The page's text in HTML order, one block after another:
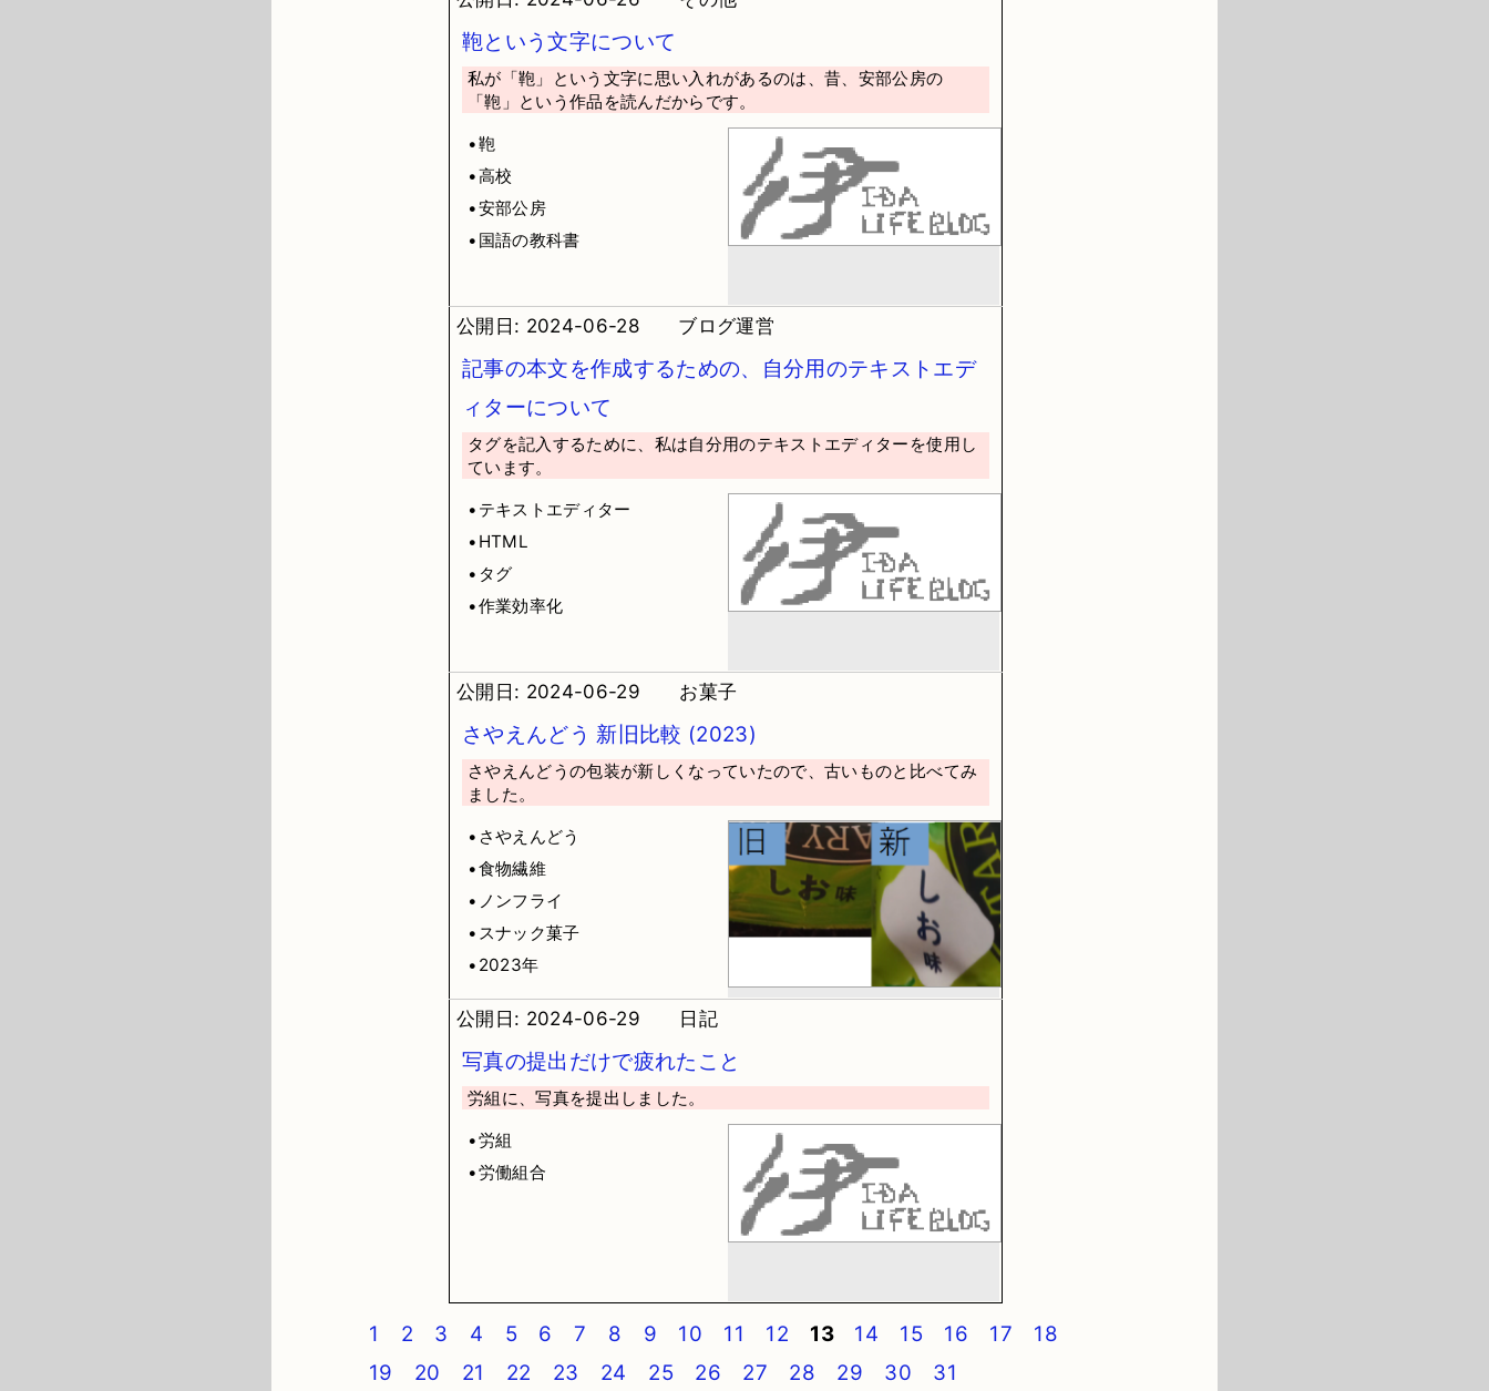
鞄という文字について
私が「鞄」という文字に思い入れがあるのは、昔、安部公房の
「鞄」という作品を読んだからです。
•鞄
•高校
•安部公房
•国語の教科書
公開日: 2024-06-28 ブログ運営
記事の本文を作成するための、自分用のテキストエデ
ィターについて
タグを記入するために、私は自分用のテキストエディターを使用し
ています。
•テキストエディター
•HTML
•タグ
•作業効率化
公開日: 2024-06-29 お菓子
さやえんどう 新旧比較 (2023)
さやえんどうの包装が新しくなっていたので、古いものと比べてみ
ました。
•さやえんどう
•食物繊維
•ノンフライ
•スナック菓子
•2023年
公開日: 2024-06-29 日記
写真の提出だけで疲れたこと
労組に、写真を提出しました。
•労組
•労働組合
1 2 3 4 5 6 7 8 9 10 11 12 13 14 15 16 17
18
19
20 21 22 23 24 25 26 27 28 29 30 31